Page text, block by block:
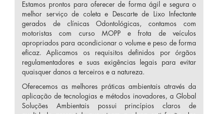
Estamos prontos para oferecer de forma ágil e segura o
melhor serviço de coleta e Descarte de Lixo Infectante
gerados de clínicas Odontológicas, contamos com
motoristas com curso MOPP e frota de veículos
apropriados para acondicionar o volume e peso de forma
eficaz. Aplicamos os requisitos definidos por órgãos
regulamentadores e suas exigências legais para evitar
quaisquer danos a terceiros e a natureza.
Oferecemos as melhores práticas ambientais através da
aplicação de tecnologias e métodos inovadores, a Global
Soluções Ambientais possui princípios claros de